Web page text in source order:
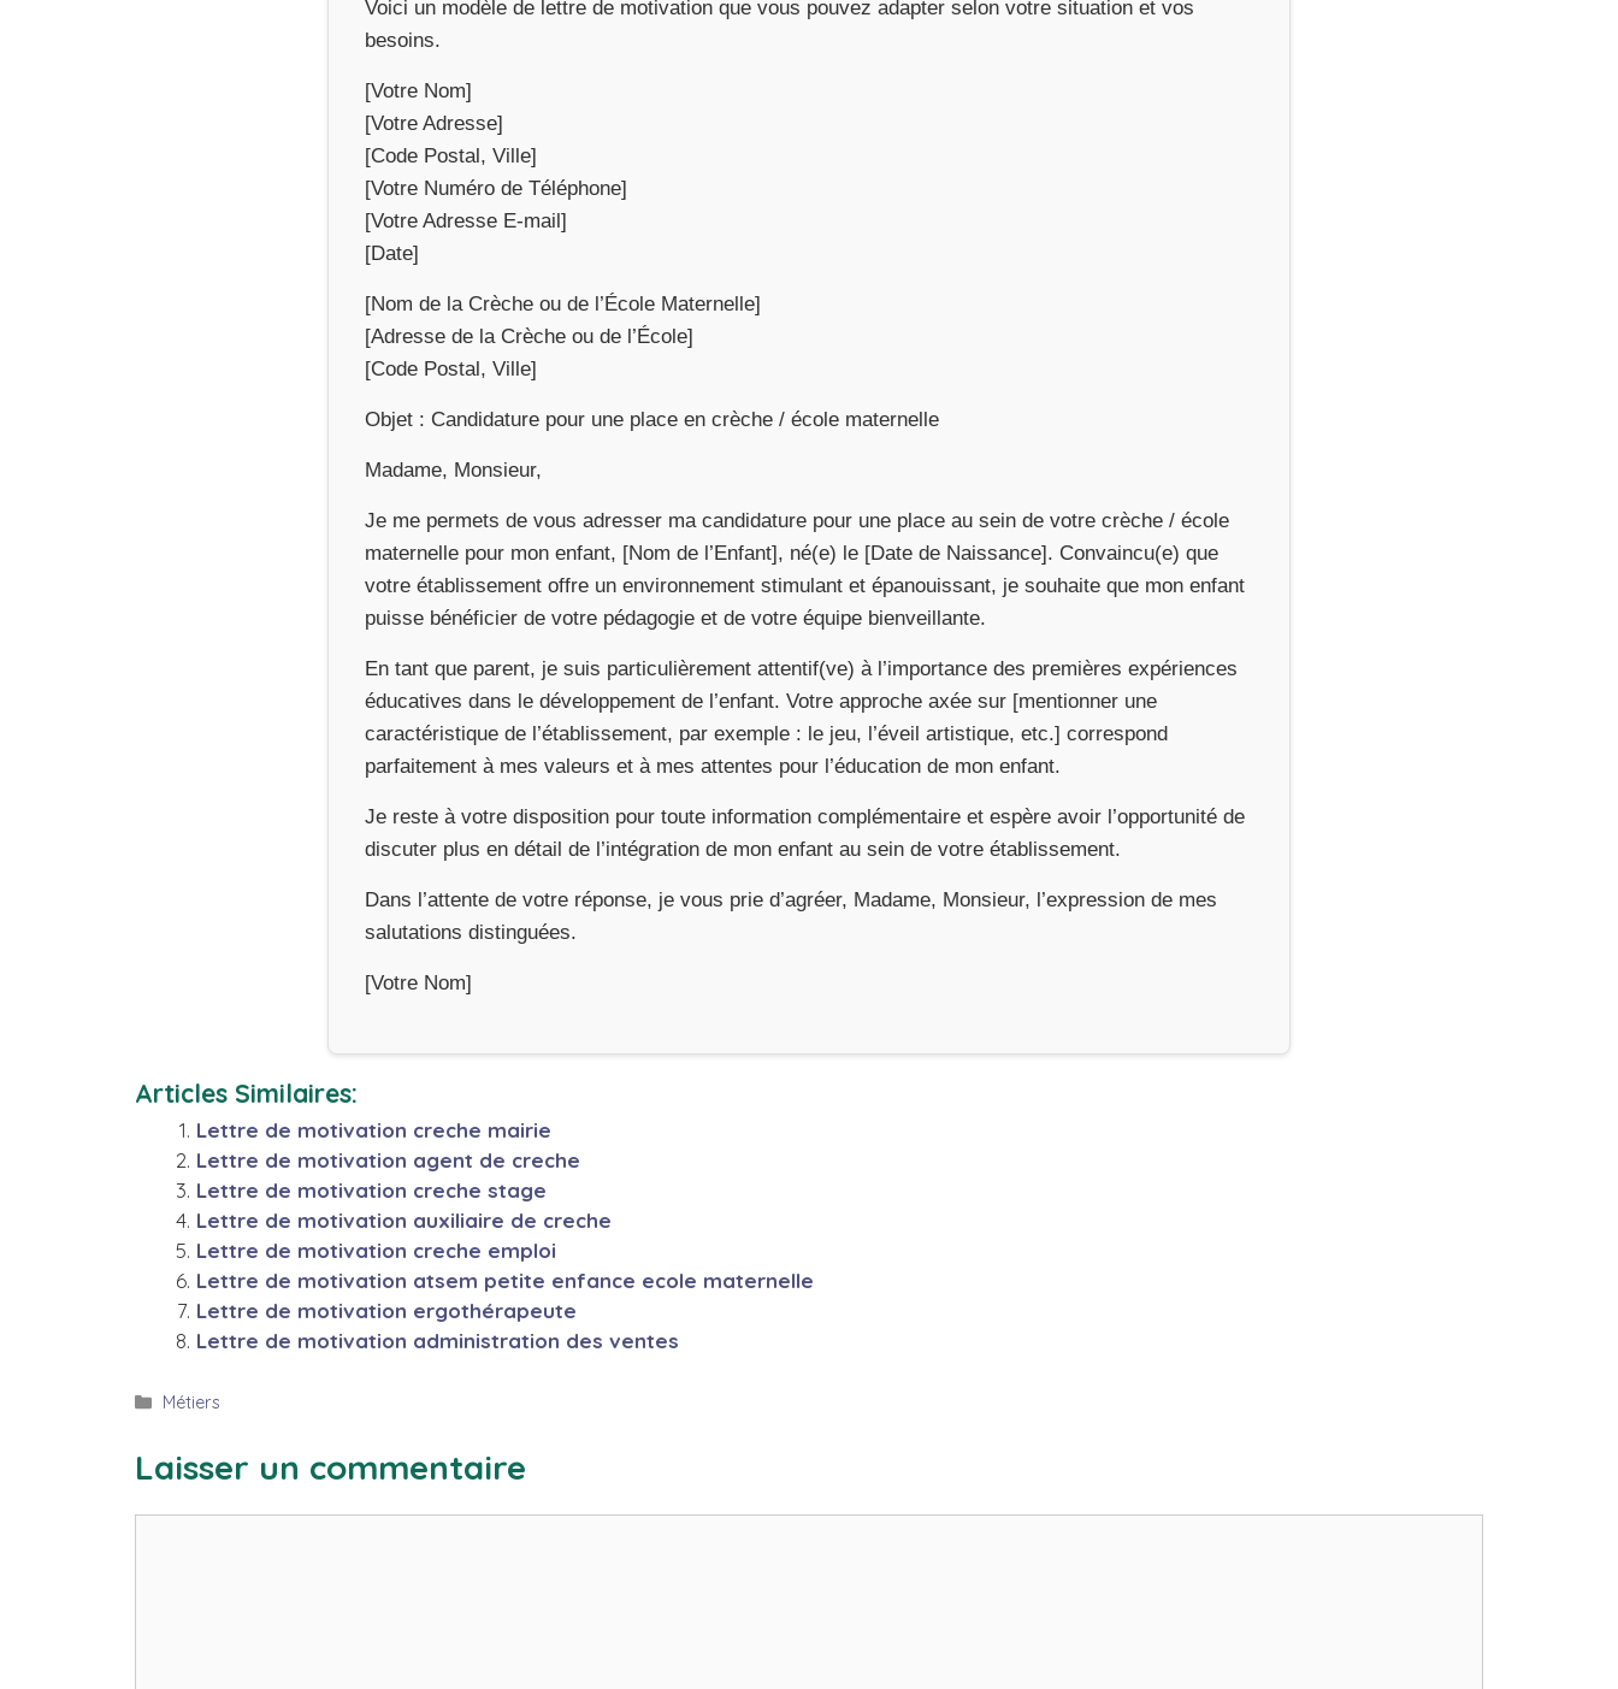
Voici un modèle de lettre de motivation que vous pouvez adapter selon votre situation et vos
besoins.
[Votre Nom]
[Votre Adresse]
[Code Postal, Ville]
[Votre Numéro de Téléphone]
[Votre Adresse E-mail]
[Date]
[Nom de la Crèche ou de l’École Maternelle]
[Adresse de la Crèche ou de l’École]
[Code Postal, Ville]
Objet : Candidature pour une place en crèche / école maternelle
Madame, Monsieur,
Je me permets de vous adresser ma candidature pour une place au sein de votre crèche / école
maternelle pour mon enfant, [Nom de l’Enfant], né(e) le [Date de Naissance]. Convaincu(e) que
votre établissement offre un environnement stimulant et épanouissant, je souhaite que mon enfant
puisse bénéficier de votre pédagogie et de votre équipe bienveillante.
En tant que parent, je suis particulièrement attentif(ve) à l’importance des premières expériences
éducatives dans le développement de l’enfant. Votre approche axée sur [mentionner une
caractéristique de l’établissement, par exemple : le jeu, l’éveil artistique, etc.] correspond
parfaitement à mes valeurs et à mes attentes pour l’éducation de mon enfant.
Je reste à votre disposition pour toute information complémentaire et espère avoir l’opportunité de
discuter plus en détail de l’intégration de mon enfant au sein de votre établissement.
Dans l’attente de votre réponse, je vous prie d’agréer, Madame, Monsieur, l’expression de mes
salutations distinguées.
[Votre Nom]
Articles Similaires:
Lettre de motivation creche mairie
Lettre de motivation agent de creche
Lettre de motivation creche stage
Lettre de motivation auxiliaire de creche
Lettre de motivation creche emploi
Lettre de motivation atsem petite enfance ecole maternelle
Lettre de motivation ergothérapeute
Lettre de motivation administration des ventes
Catégories
Métiers
Laisser un commentaire